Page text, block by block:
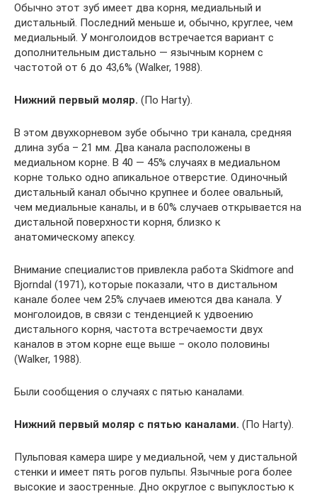
Обычно этот зуб имеет два корня, медиальный и
дистальный. Последний меньше и, обычно, круглее, чем
медиальный. У монголоидов встречается вариант с
дополнительным дистально — язычным корнем с
частотой от 6 до 43,6% (Walker, 1988).
Нижний первый моляр. (По Harty).
В этом двухкорневом зубе обычно три канала, средняя
длина зуба – 21 мм. Два канала расположены в
медиальном корне. В 40 — 45% случаях в медиальном
корне только одно апикальное отверстие. Одиночный
дистальный канал обычно крупнее и более овальный,
чем медиальные каналы, и в 60% случаев открывается на
дистальной поверхности корня, близко к
анатомическому апексу.
Внимание специалистов привлекла работа Skidmore and
Bjorndal (1971), которые показали, что в дистальном
канале более чем 25% случаев имеются два канала. У
монголоидов, в связи с тенденцией к удвоению
дистального корня, частота встречаемости двух
каналов в этом корне еще выше – около половины
(Walker, 1988).
Были сообщения о случаях с пятью каналами.
Нижний первый моляр с пятью каналами. (По Harty).
Пульповая камера шире у медиальной, чем у дистальной
стенки и имеет пять рогов пульпы. Язычные рога более
высокие и заостренные. Дно округлое с выпуклостью к